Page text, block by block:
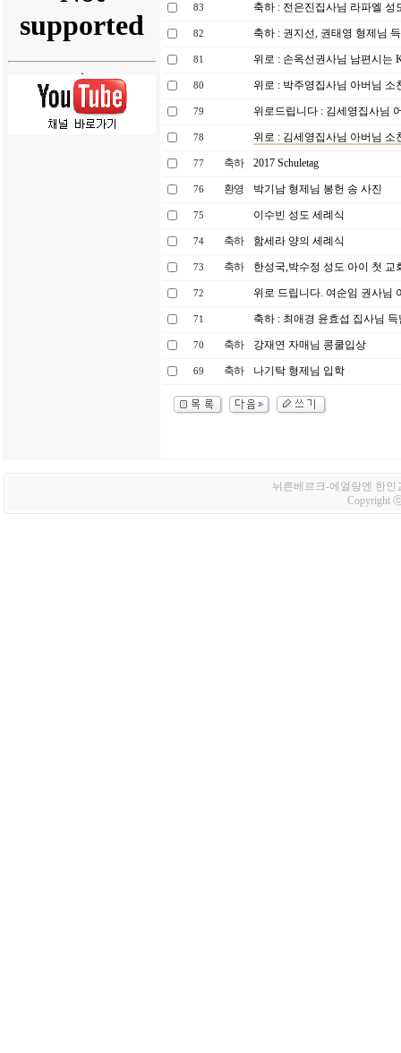
83 축하 : 전은진집사님 라파엘 성
82 축하 : 권지선, 권태영 형제님
81 위로 : 손옥선권사님 남편시는
80 위로 : 박주영집사님 아버님 소
79 위로드립니다 : 김세영집사님
78 위로 : 김세영집사님 아버님 소
77 축하 2017 Schuletag
76 환영 박기남 형제님 봉헌 송 사진
75 이수빈 성도 세례식
74 축하 함세라 양의 세례식
73 축하 한성국,박수정 성도 아이 첫 교
72 위로 드립니다. 여순임 권사님
71 축하 : 최애경 윤효섭 집사님 득
70 축하 강재연 자매님 콩쿨입상
69 축하 나기탁 형제님 입학
뉘른베르크-에얼랑엔 한인
Copyright